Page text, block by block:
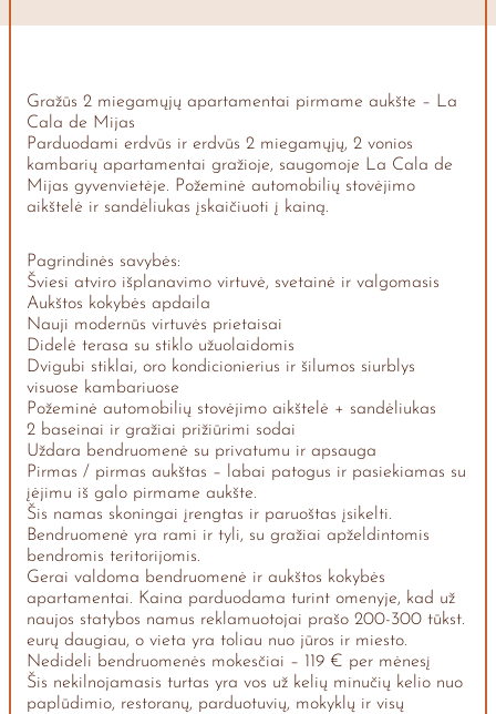
Gražūs 2 miegamųjų apartamentai pirmame aukšte – La
Cala de Mijas
Parduodami erdvūs ir erdvūs 2 miegamųjų, 2 vonios
kambarių apartamentai gražioje, saugomoje La Cala de
Mijas gyvenvietėje. Požeminė automobilių stovėjimo
aikštelė ir sandėliukas įskaičiuoti į kainą.
Pagrindinės savybės:
Šviesi atviro išplanavimo virtuvė, svetainė ir valgomasis
Aukštos kokybės apdaila
Nauji modernūs virtuvės prietaisai
Didelė terasa su stiklo užuolaidomis
Dvigubi stiklai, oro kondicionierius ir šilumos siurblys
visuose kambariuose
Požeminė automobilių stovėjimo aikštelė + sandėliukas
2 baseinai ir gražiai prižiūrimi sodai
Uždara bendruomenė su privatumu ir apsauga
Pirmas / pirmas aukštas – labai patogus ir pasiekiamas su
įėjimu iš galo pirmame aukšte.
Šis namas skoningai įrengtas ir paruoštas įsikelti.
Bendruomenė yra rami ir tyli, su gražiai apželdintomis
bendromis teritorijomis.
Gerai valdoma bendruomenė ir aukštos kokybės
apartamentai. Kaina parduodama turint omenyje, kad už
naujos statybos namus reklamuotojai prašo 200-300 tūkst.
eurų daugiau, o vieta yra toliau nuo jūros ir miesto.
Nedideli bendruomenės mokesčiai – 119 € per mėnesį
Šis nekilnojamasis turtas yra vos už kelių minučių kelio nuo
paplūdimio, restoranų, parduotuvių, mokyklų ir visų